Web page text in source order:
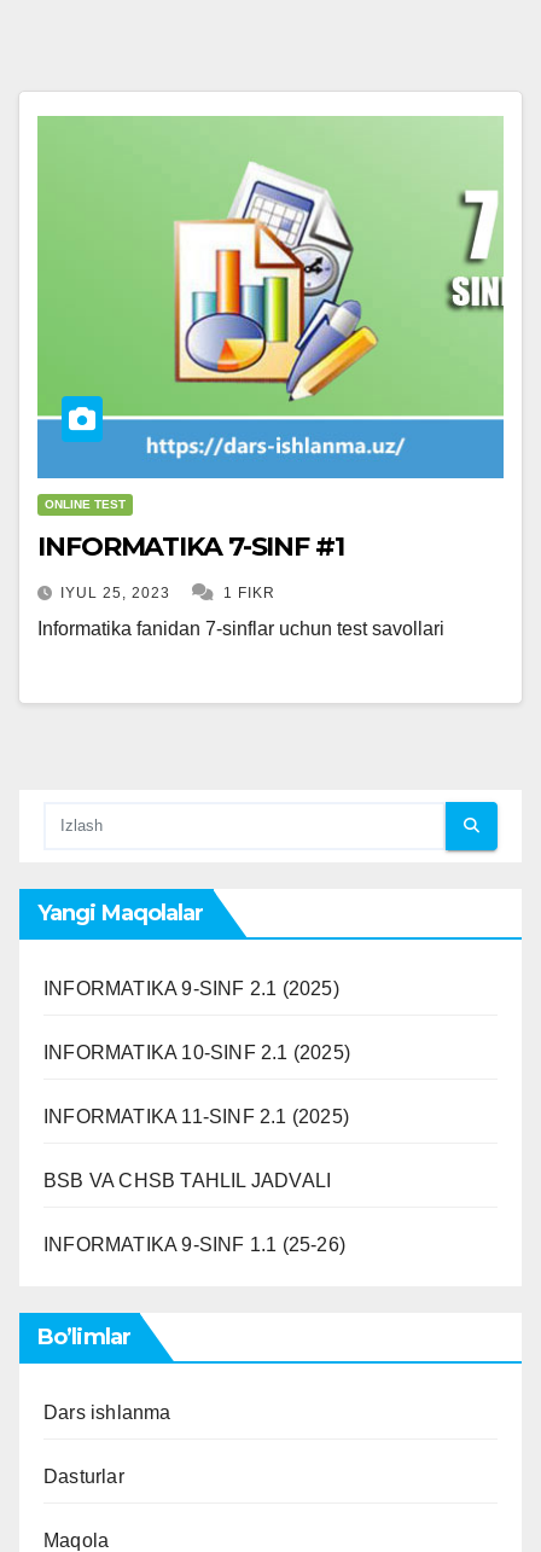
ONLINE TEST
INFORMATIKA 7-SINF #1
IYUL 25, 2023 1 FIKR
Informatika fanidan 7-sinflar uchun test savollari
Yangi Maqolalar
INFORMATIKA 9-SINF 2.1 (2025)
INFORMATIKA 10-SINF 2.1 (2025)
INFORMATIKA 11-SINF 2.1 (2025)
BSB VA CHSB TAHLIL JADVALI
INFORMATIKA 9-SINF 1.1 (25-26)
Bo’limlar
Dars ishlanma
Dasturlar
Maqola